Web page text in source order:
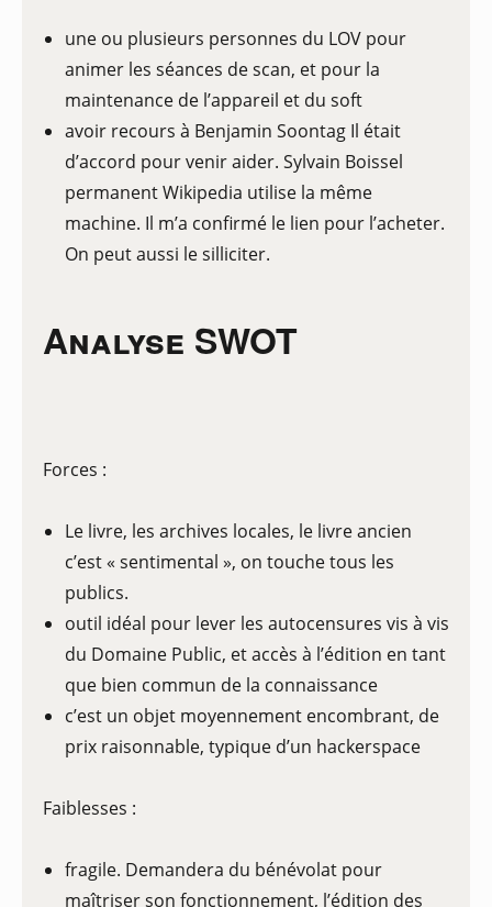
une ou plusieurs personnes du LOV pour
animer les séances de scan, et pour la
maintenance de l’appareil et du soft
avoir recours à Benjamin Soontag Il était
d’accord pour venir aider. Sylvain Boissel
permanent Wikipedia utilise la même
machine. Il m’a confirmé le lien pour l’acheter.
On peut aussi le silliciter.
Analyse SWOT
Forces :
Le livre, les archives locales, le livre ancien
c’est « sentimental », on touche tous les
publics.
outil idéal pour lever les autocensures vis à vis
du Domaine Public, et accès à l’édition en tant
que bien commun de la connaissance
c’est un objet moyennement encombrant, de
prix raisonnable, typique d’un hackerspace
Faiblesses :
fragile. Demandera du bénévolat pour
maîtriser son fonctionnement, l’édition des